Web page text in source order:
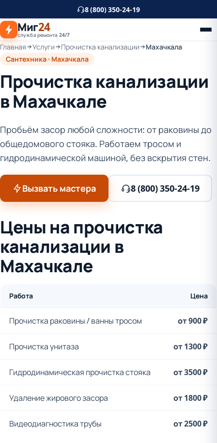
основному
контенту
8 (800) 350-24-19
Миг24
служба ремонта 24/7
Главная Услуги Прочистка канализации
Махачкала
Сантехника · Махачкала
Прочистка канализации
в Махачкале
Пробьём засор любой сложности: от раковины до
общедомового стояка. Работаем тросом и
гидродинамической машиной, без вскрытия стен.
Вызвать мастера 8 (800) 350-24-19
Цены на прочистка
канализации в
Махачкале
Работа Цена
Прочистка раковины / ванны тросом от 900 ₽
Прочистка унитаза от 1300 ₽
Гидродинамическая прочистка стояка от 3500 ₽
Удаление жирового засора от 1800 ₽
Видеодиагностика трубы от 2500 ₽